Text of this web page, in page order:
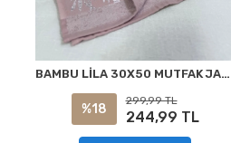
BAMBU LİLA 30X50 MUTFAK JAKARLI MUTFAK HAVLUSU NURPAK
%18
299,99 TL
244,99 TL